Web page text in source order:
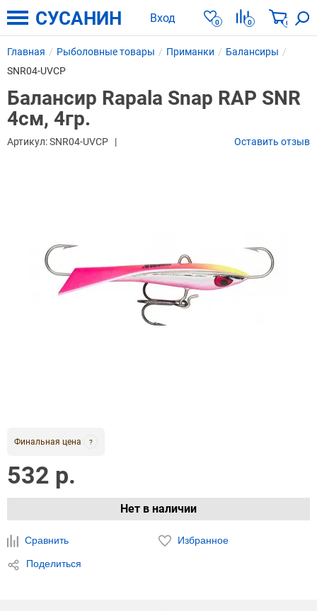
Вход 0 0 0
СУСАНИН
Главная Рыболовные товары Приманки
Балансиры
SNR04-UVCP
Балансир Rapala Snap RAP SNR
4см, 4гр.
Артикул:SNR04-UVCP Оставить отзыв
Финальная цена ?
532 р.
Нет в наличии
Сравнить Избранное
Поделиться